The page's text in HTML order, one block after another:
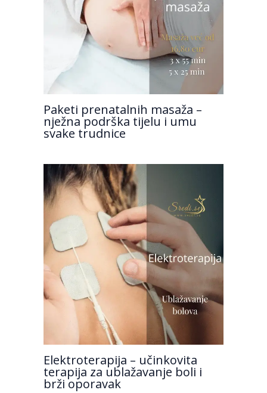
Paketi prenatalnih masaža –
nježna podrška tijelu i umu
svake trudnice
Elektroterapija – učinkovita
terapija za ublažavanje boli i
brži oporavak